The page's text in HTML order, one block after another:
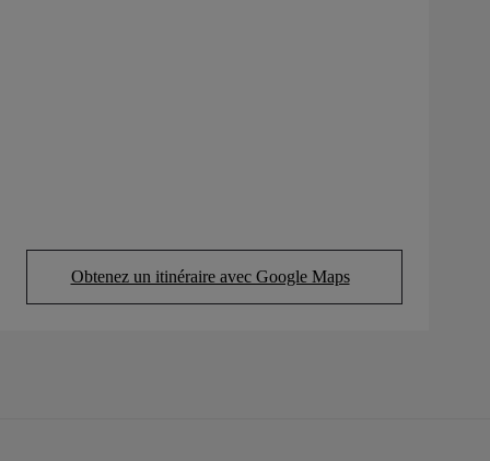
Obtenez un itinéraire avec Google Maps
(Opens in new tab)